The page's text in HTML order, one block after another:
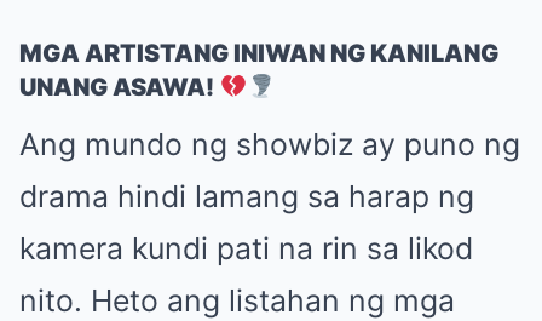
MGA ARTISTANG INIWAN NG KANILANG
UNANG ASAWA!
Ang mundo ng showbiz ay puno ng
drama hindi lamang sa harap ng
kamera kundi pati na rin sa likod
nito. Heto ang listahan ng mga